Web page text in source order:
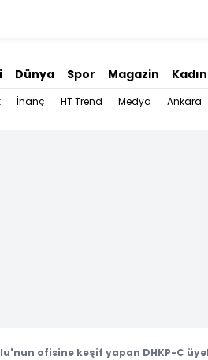
Dünya Spor Magazin Kadın
İnanç HT Trend Medya Ankara
ofisine keşif yapan DHKP-C